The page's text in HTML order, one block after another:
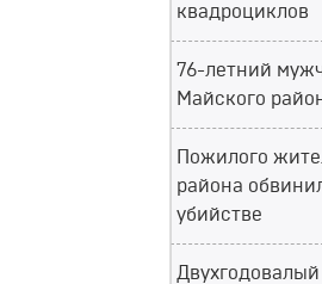
квадроциклов
76-летний
Майского
Пожилого
района
убийстве